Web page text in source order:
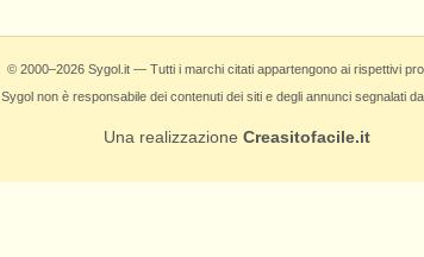
© 2000–2026 Sygol.it — Tutti i marchi citati appartengono ai rispettivi
Sygol non è responsabile dei contenuti dei siti e degli annunci segnalati
Una realizzazione Creasitofacile.it